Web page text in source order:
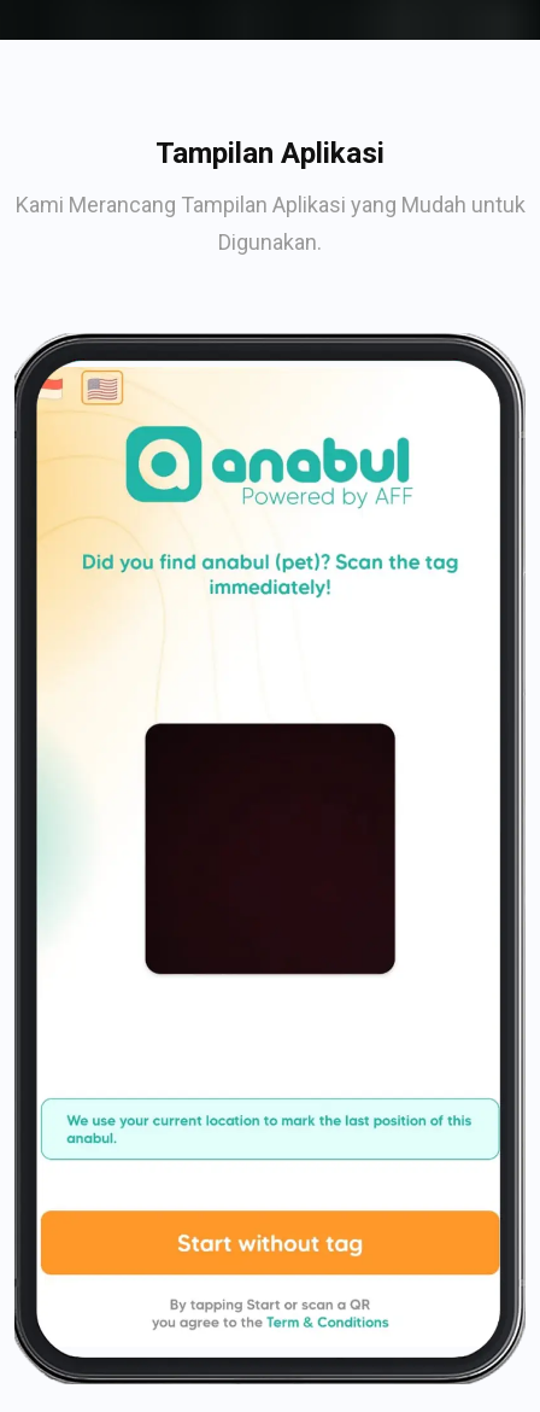
Tampilan Aplikasi
Kami Merancang Tampilan Aplikasi yang Mudah untuk
Digunakan.